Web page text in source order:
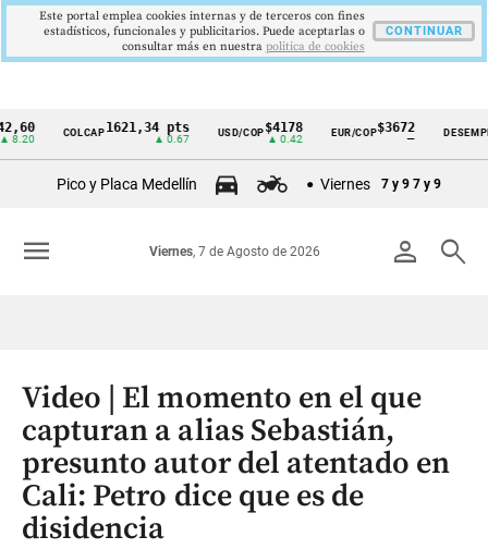
Cintillo
Colombia
COLCAP1621,34 pts USD/COP$4178
▲ 0.42
EUR/COP$3672
—
DESEMPLEO
▼
Pico y Placa Medellín Viernes 7 y 9 7 y 9
person search
Viernes, 7 de Agosto de 2026
menu
Video | El momento en el que
capturan a alias Sebastián,
presunto autor del atentado en
Cali: Petro dice que es de
disidencia
Este portal emplea cookies internas y de terceros con fines
estadísticos, funcionales y publicitarios. Puede aceptarlas o
consultar más en nuestra politica de cookies
CONTINUAR